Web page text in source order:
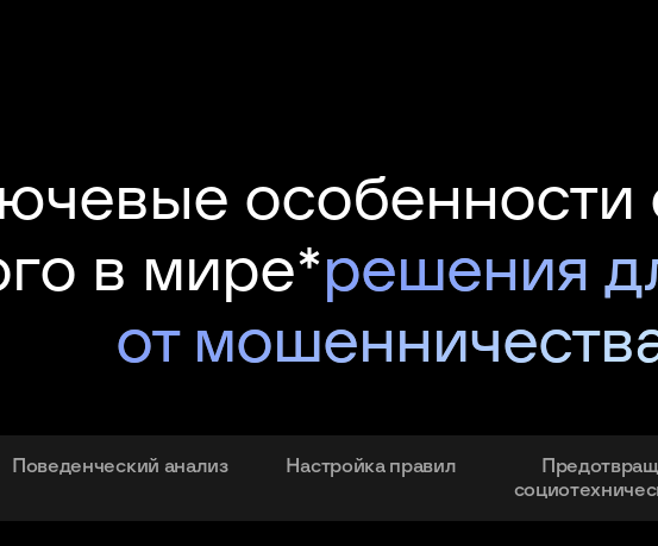
особенности
в мире*решения
от
Поведенческий анализ Настройка правил